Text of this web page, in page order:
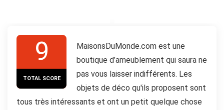
9
TOTAL SCORE
MaisonsDuMonde.com est une
boutique d’ameublement qui saura ne
pas vous laisser indifférents. Les
objets de déco qu'ils proposent sont
tous très intéressants et ont un petit quelque chose